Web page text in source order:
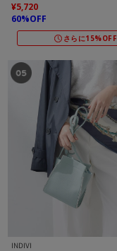
¥5,720
60%OFF
さらに15%OFF
INDIVI